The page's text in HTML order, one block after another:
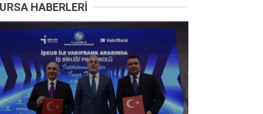
HABERLERI